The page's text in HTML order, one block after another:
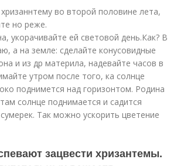
во второй половине лета,
но реже.
укорачивайте ей световой день.Как? В
а на земле: сделайте конусовидные
и из др материла, надевайте часов в
утром после того, ка солнце
поднимется над горизонтом. Родина
солнце поднимается и садится
Так можно ускорить цветение
зацвести хризантемы.